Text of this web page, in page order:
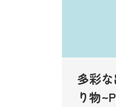
多彩
り物